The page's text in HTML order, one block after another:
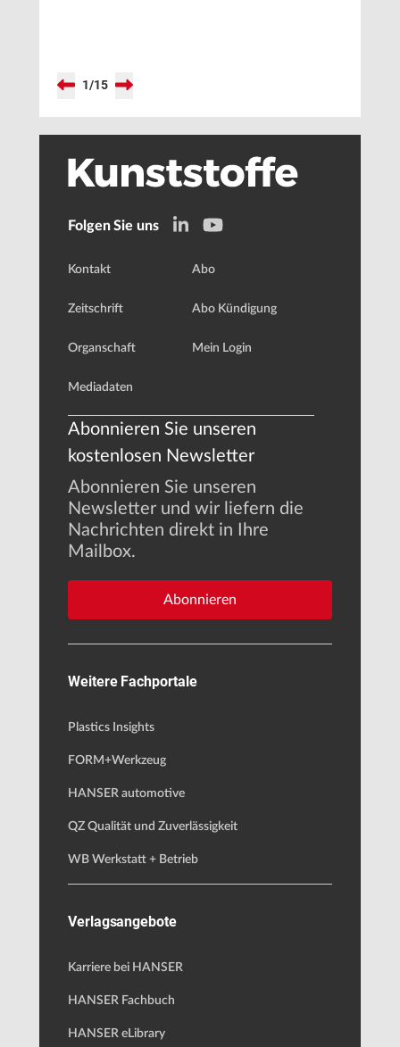
1/15
Folgen Sie uns
Kontakt
Zeitschrift
Organschaft
Mediadaten
Abo
Abo Kündigung
Mein Login
Abonnieren Sie unseren
kostenlosen Newsletter
Abonnieren Sie unseren
Newsletter und wir liefern die
Nachrichten direkt in Ihre
Mailbox.
Abonnieren
Weitere Fachportale
Plastics Insights
FORM+Werkzeug
HANSER automotive
QZ Qualität und Zuverlässigkeit
WB Werkstatt + Betrieb
Verlagsangebote
Karriere bei HANSER
HANSER Fachbuch
HANSER eLibrary